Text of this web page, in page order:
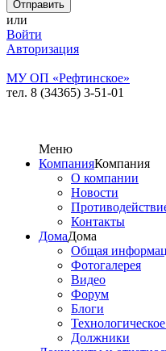
или
Войти
Авторизация
МУ ОП «Рефтинское»
тел. 8 (34365) 3-51-01
Меню
КомпанияКомпания
О компании
Новости
Контакты
ДомаДома
Общая
Фотогалерея
Видео
Форум
Блоги
Должники